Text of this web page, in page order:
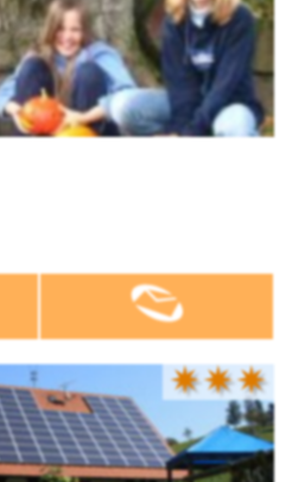
✷✷✷